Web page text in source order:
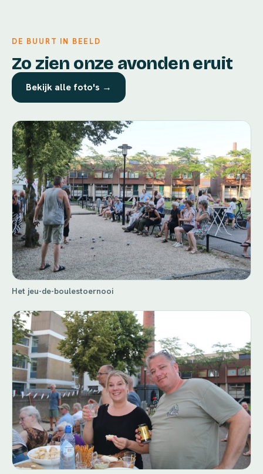
DE BUURT IN BEELD
Zo zien onze avonden eruit
Bekijk alle foto's →
Het jeu-de-boulestoernooi